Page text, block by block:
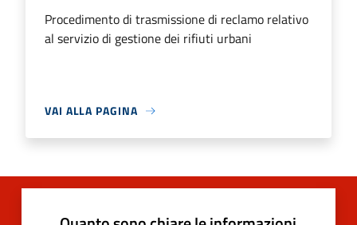
Procedimento di trasmissione di reclamo relativo
al servizio di gestione dei rifiuti urbani
VAI ALLA PAGINA